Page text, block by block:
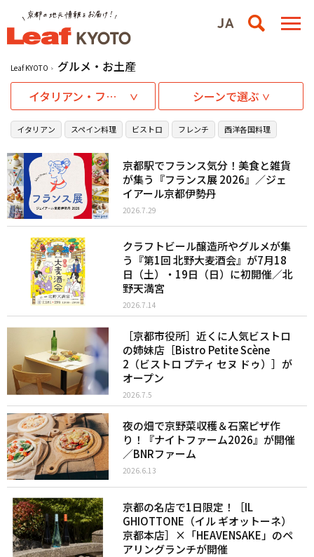
Leaf KYOTO
グルメ・お土産
イタリアン・フレンチ・西洋料理
シーンで選ぶ
イタリアン スペイン料理 ビストロ フレンチ 西洋各国料理
京都駅でフランス気分！美食と雑貨
が集う『フランス展 2026』／ジェ
イアール京都伊勢丹
2026.7.29
クラフトビール醸造所やグルメが集
う『第1回 北野大麦酒会』が7月18
日（土）・19日（日）に初開催／北
野天満宮
2026.7.14
［京都市役所］近くに人気ビストロ
の姉妹店［Bistro Petite Scène
2（ビストロ プティ セヌ ドゥ）］が
オープン
2026.7.5
夜の畑で京野菜収穫＆石窯ピザ作
り！『ナイトファーム2026』が開催
／BNRファーム
2026.6.13
京都の名店で1日限定！［IL
GHIOTTONE（イル ギオットーネ）
京都本店］×「HEAVENSAKE」のペ
アリングランチが開催